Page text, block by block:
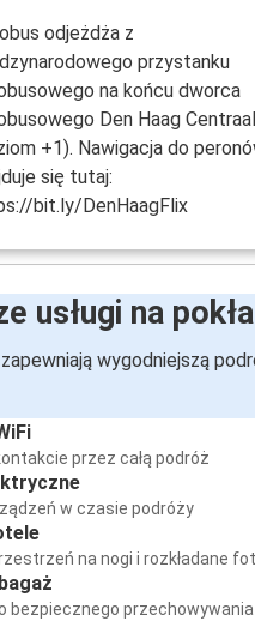
odjeżdża z
przystanku
na końcu dworca
Den Haag Centraal
+1). Nawigacja do
się tutaj:
bit.ly/DenHaagFlix
usługi na
zapewniają wygodniejszą
przez całą podróż
w czasie podróży
na nogi i rozkładane
bezpiecznego